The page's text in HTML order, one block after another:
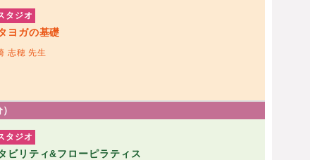
タジオ
ヨガの基礎
志穂 先生
タジオ
ビリティ&フローピラティス